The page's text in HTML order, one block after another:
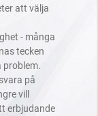
att välja
- många
tecken
problem.
på
vill
erbjudande